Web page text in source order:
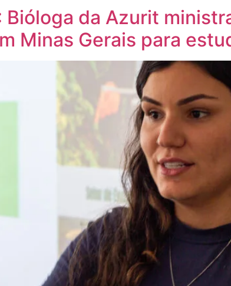
Bióloga da Azurit
Minas Gerais para